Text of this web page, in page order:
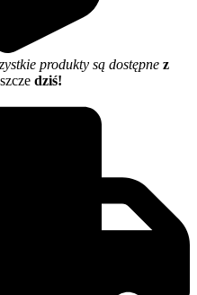
produkty są dostępne z
dziś!